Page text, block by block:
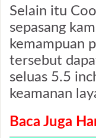
Selain itu
sepasang
kemampuan
tersebut
seluas 5.5
keamanan
Baca Juga